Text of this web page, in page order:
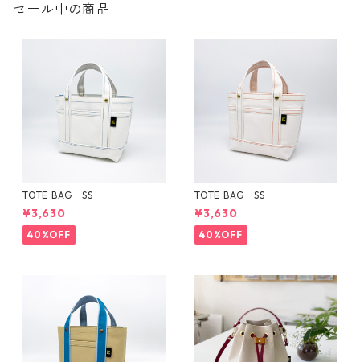
セール中の商品
TOTE BAG SS
¥3,630
40%OFF
TOTE BAG SS
¥3,630
40%OFF